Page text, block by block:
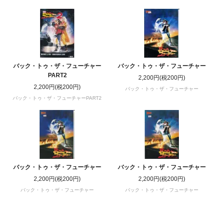
バック・トゥ・ザ・フューチャー
PART2
2,200円(税200円)
バック・トゥ・ザ・フューチャーPART2
バック・トゥ・ザ・フューチャー
2,200円(税200円)
バック・トゥ・ザ・フューチャー
バック・トゥ・ザ・フューチャー
2,200円(税200円)
バック・トゥ・ザ・フューチャー
バック・トゥ・ザ・フューチャー
2,200円(税200円)
バック・トゥ・ザ・フューチャー